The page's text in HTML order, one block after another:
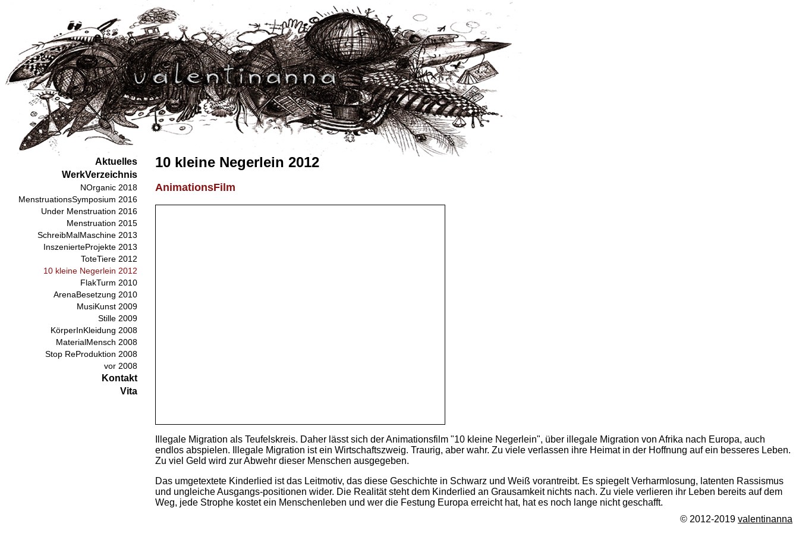
Aktuelles
WerkVerzeichnis
NOrganic 2018
MenstruationsSymposium 2016
Under Menstruation 2016
Menstruation 2015
SchreibMalMaschine 2013
InszenierteProjekte 2013
ToteTiere 2012
10 kleine Negerlein 2012
FlakTurm 2010
ArenaBesetzung 2010
MusiKunst 2009
Stille 2009
KörperInKleidung 2008
MaterialMensch 2008
Stop ReProduktion 2008
vor 2008
Kontakt
Vita
10 kleine Negerlein 2012
AnimationsFilm
Illegale Migration als Teufelskreis. Daher lässt sich der Animationsfilm "10 kleine Negerlein", über illegale Migration von Afrika nach Europa, auch
endlos abspielen. Illegale Migration ist ein Wirtschaftszweig. Traurig, aber wahr. Zu viele verlassen ihre Heimat in der Hoffnung auf ein besseres Leben.
Zu viel Geld wird zur Abwehr dieser Menschen ausgegeben.
Das umgetextete Kinderlied ist das Leitmotiv, das diese Geschichte in Schwarz und Weiß vorantreibt. Es spiegelt Verharmlosung, latenten Rassismus
und ungleiche Ausgangs-positionen wider. Die Realität steht dem Kinderlied an Grausamkeit nichts nach. Zu viele verlieren ihr Leben bereits auf dem
Weg, jede Strophe kostet ein Menschenleben und wer die Festung Europa erreicht hat, hat es noch lange nicht geschafft.
© 2012-2019 valentinanna